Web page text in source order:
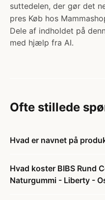
suttedelen, der gør det
pres Køb hos
Dele af indholdet på
med hjælp fra AI.
Ofte stillede
Hvad er navnet på
Hvad koster BIBS Rund
Naturgummi - Liberty -